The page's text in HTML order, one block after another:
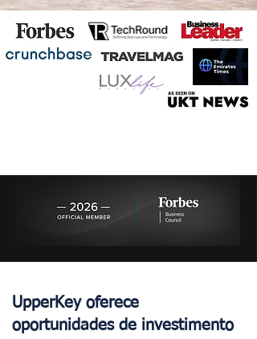
UpperKey oferece
oportunidades de investimento